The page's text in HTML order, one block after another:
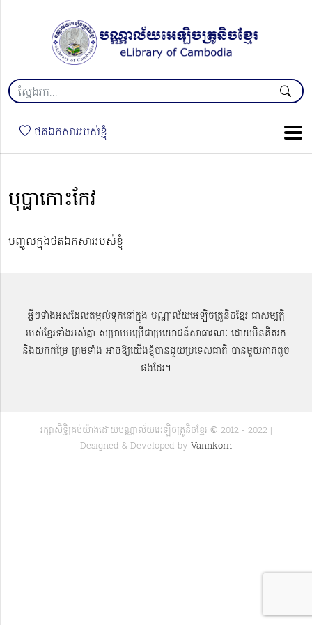
ថតឯកសាររបស់ខ្ញុំ
បុប្ផាកោះកែវ
បញ្ចូលក្នុងថតឯកសាររបស់ខ្ញុំ
អ្វីៗទាំងអស់ដែលតម្កល់ទុកនៅក្នុង បណ្ណាល័យអេឡិចត្រូនិចខ្មែរ ជាសម្បតិ្ត
របស់ខ្មែរទាំងអស់គ្នា សម្រាប់បម្រើជាប្រយោជន៍សាធារណៈ ដោយមិនគិតរក
និងយកកម្រៃ ព្រមទាំង អាចឱ្យយើងខ្ញុំបានជួយប្រទេសជាតិ បានមួយភាគតូច
ផងដែរ។
រក្សាសិទ្ធិគ្រប់យ៉ាងដោយបណ្ណាល័យអេឡិចត្រូនិចខ្មែរ © 2012 - 2022 |
Designed & Developed by Vannkorn